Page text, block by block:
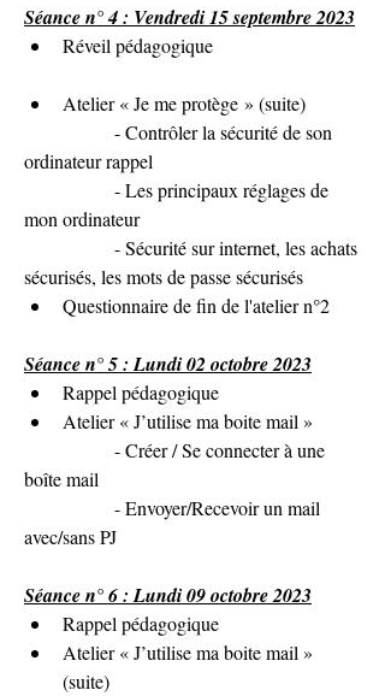
Séance n° 4 : Vendredi 15 septembre 2023
Réveil pédagogique
Atelier « Je me protège » (suite)
- Contrôler la sécurité de son
ordinateur rappel
- Les principaux réglages de
mon ordinateur
- Sécurité sur internet, les achats
sécurisés, les mots de passe sécurisés
Questionnaire de fin de l'atelier n°2
Séance n° 5 : Lundi 02 octobre 2023
Rappel pédagogique
Atelier « J’utilise ma boite mail »
- Créer / Se connecter à une
boîte mail
- Envoyer/Recevoir un mail
avec/sans PJ
Séance n° 6 : Lundi 09 octobre 2023
Rappel pédagogique
Atelier « J’utilise ma boite mail »
(suite)